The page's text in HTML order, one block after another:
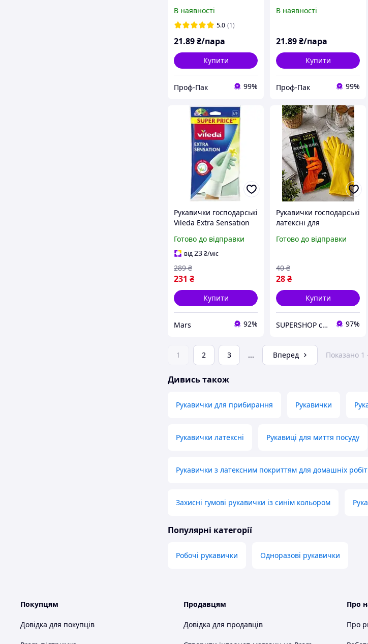
S сині 20 г 2 шт/уп
В наявності
5.0 (1)
21.89₴/пара
Купити
Проф-Пак 99%
M сині 20 г 2 шт/уп
В наявності
21.89₴/пара
Купити
Проф-Пак 99%
Рукавички господарські
Vileda Extra Sensation
делікатних робіт Розмір
L 4023103073944 mars
Готово до відправки
від23₴/міс
231 ₴
289 ₴
Купити
Mars 92%
Рукавички господарські
латексні для
посуду
Готово до відправки
28₴
40 ₴
Купити
SUPERSHOP супер ціни, супер вибір, супер покупки! 97%
1 2 3 ... Вперед Показано 1
Дивись також
Рукавички для прибирання Рукавички
Рукавички латексні Рукавиці для миття посуду
Рукавички з латексним покриттям для домашніх робіт
Захисні гумові рукавички із синім кольором
Популярні категорії
Робочі рукавички Одноразові рукавички
Покупцям
Довідка для покупців
Продавцям
Довідка для продавців
Про
Про